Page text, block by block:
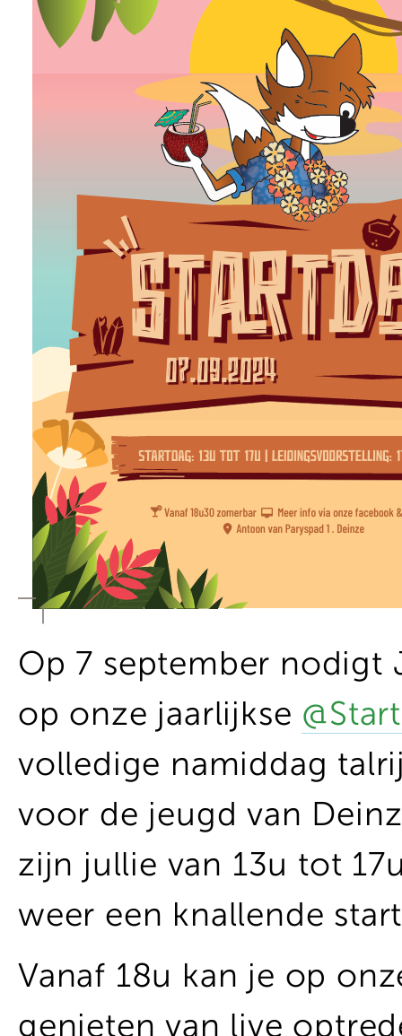
Op 7 september nodigt
op onze jaarlijkse
volledige namiddag
voor de jeugd van
zijn jullie van 13u tot
weer een knallende
Vanaf 18u kan je op
genieten van live